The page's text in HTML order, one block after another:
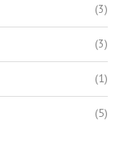
(3)
(3)
(1)
(5)